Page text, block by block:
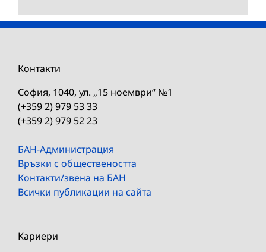
Контакти
София, 1040, ул. „15 ноември“ №1
(+359 2) 979 53 33
(+359 2) 979 52 23
БАН-Администрация
Връзки с обществеността
Контакти/звена на БАН
Всички публикации на сайта
Кариери